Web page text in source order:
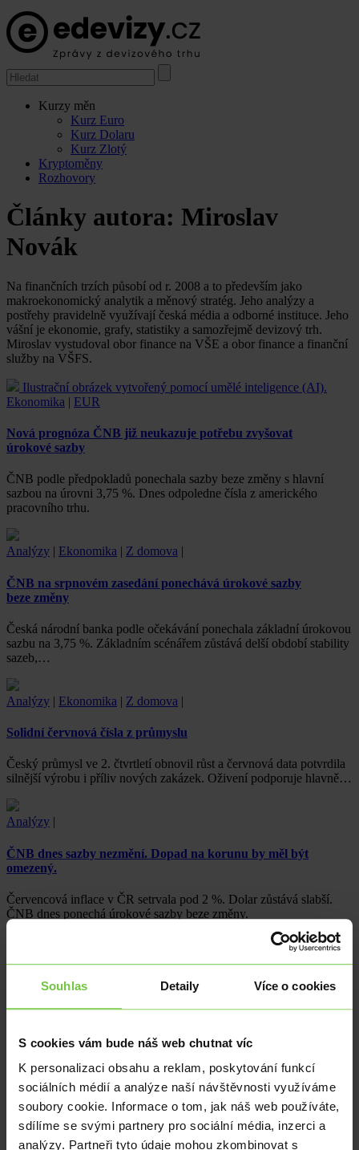
Souhlas Detaily Více o cookies
S cookies vám bude náš web chutnat víc
K personalizaci obsahu a reklam, poskytování funkcí
sociálních médií a analýze naší návštěvnosti využíváme
soubory cookie. Informace o tom, jak náš web používáte,
sdílíme se svými partnery pro sociální média, inzerci a
analýzy. Partneři tyto údaje mohou zkombinovat s
Kurzy měn
Kurz Euro
Kurz Dolaru
Kurz Zlotý
Kryptoměny
Rozhovory
Články autora: Miroslav
Novák
Na finančních trzích působí od r. 2008 a to především jako
makroekonomický analytik a měnový stratég. Jeho analýzy a
postřehy pravidelně využívají česká média a odborné instituce. Jeho
vášní je ekonomie, grafy, statistiky a samozřejmě devizový trh.
Miroslav vystudoval obor finance na VŠE a obor finance a finanční
služby na VŠFS.
Ilustrační obrázek vytvořený pomocí umělé inteligence (AI).
Ekonomika | EUR
Nová prognóza ČNB již neukazuje potřebu zvyšovat
úrokové sazby
ČNB podle předpokladů ponechala sazby beze změny s hlavní
sazbou na úrovni 3,75 %. Dnes odpoledne čísla z amerického
pracovního trhu.
Analýzy | Ekonomika | Z domova |
ČNB na srpnovém zasedání ponechává úrokové sazby
beze změny
Česká národní banka podle očekávání ponechala základní úrokovou
sazbu na 3,75 %. Základním scénářem zůstává delší období stability
sazeb,…
Analýzy | Ekonomika | Z domova |
Solidní červnová čísla z průmyslu
Český průmysl ve 2. čtvrtletí obnovil růst a červnová data potvrdila
silnější výrobu i příliv nových zakázek. Oživení podporuje hlavně…
Analýzy
ČNB dnes sazby nezmění. Dopad na korunu by měl být
omezený.
Červencová inflace v ČR setrvala pod 2 %. Dolar zůstává slabší.
ČNB dnes ponechá úrokové sazby beze změny.
ČNB dnes sazby nezmění. Dopad na korunu by měl být
Červencová inflace v ČR setrvala pod 2 %. Dolar zůstává slabší.
ČNB dnes ponechá úrokové sazby beze změny.
Analýzy|Ekonomika|Z domova|
Inflace v červenci potvrzena pod 2 %